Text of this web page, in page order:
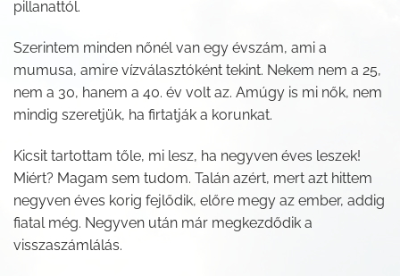
pillanattól.
Szerintem minden nőnél van egy évszám, ami a
mumusa, amire vízválasztóként tekint. Nekem nem a 25,
nem a 30, hanem a 40. év volt az. Amúgy is mi nők, nem
mindig szeretjük, ha firtatják a korunkat.
Kicsit tartottam tőle, mi lesz, ha negyven éves leszek!
Miért? Magam sem tudom. Talán azért, mert azt hittem
negyven éves korig fejlődik, előre megy az ember, addig
fiatal még. Negyven után már megkezdődik a
visszaszámlálás.